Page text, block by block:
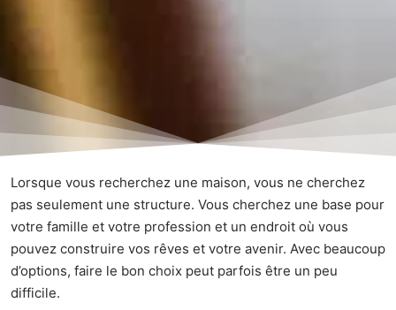
Lorsque vous recherchez une maison, vous ne cherchez
pas seulement une structure. Vous cherchez une base pour
votre famille et votre profession et un endroit où vous
pouvez construire vos rêves et votre avenir. Avec beaucoup
d’options, faire le bon choix peut parfois être un peu
difficile.